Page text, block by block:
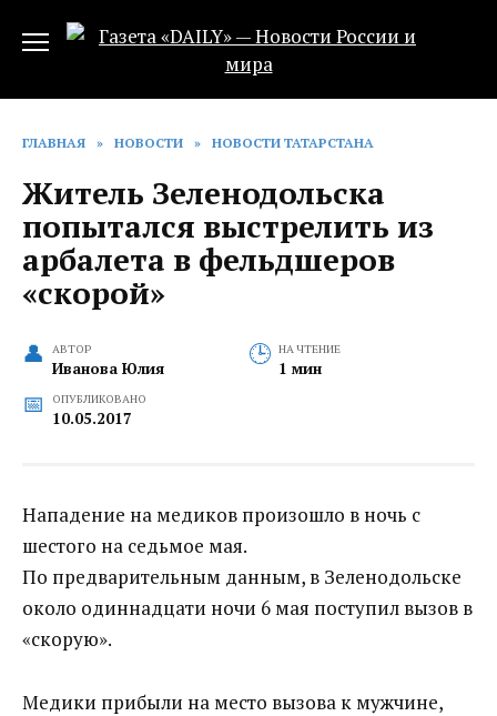
ГЛАВНАЯ » НОВОСТИ » НОВОСТИ ТАТАРСТАНА
Житель Зеленодольска
попытался выстрелить из
арбалета в фельдшеров
«скорой»
АВТОР
Иванова Юлия
НА ЧТЕНИЕ
1 мин
ОПУБЛИКОВАНО
10.05.2017
Нападение на медиков произошло в ночь с
шестого на седьмое мая.
По предварительным данным, в Зеленодольске
около одиннадцати ночи 6 мая поступил вызов в
«скорую».
Медики прибыли на место вызова к мужчине,